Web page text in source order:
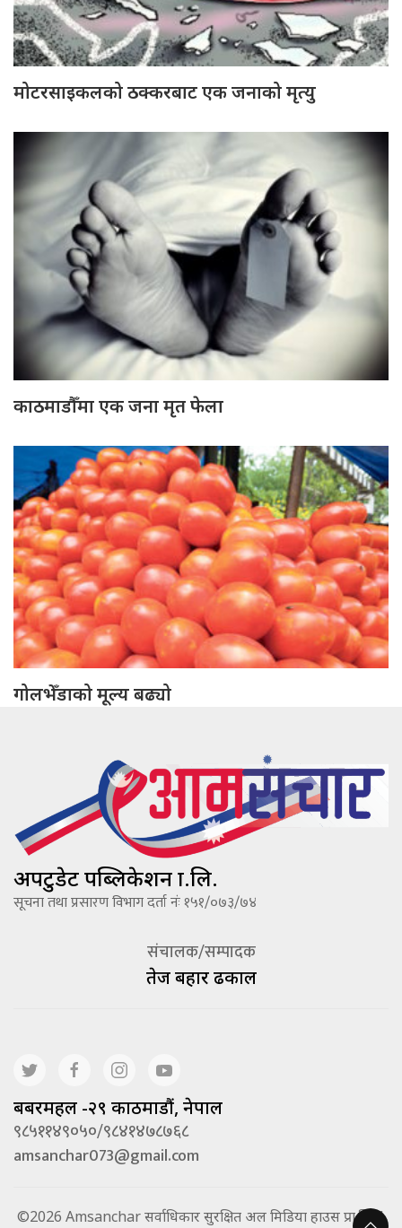
मोटरसाइकलको ठक्करबाट एक जनाको मृत्यु
काठमाडौँमा एक जना मृत फेला
गोलभेँडाको मूल्य बढ्यो
अपटुडेट पब्लिकेशन प्रा.लि.
सूचना तथा प्रसारण विभाग दर्ता नंः १५१/०७३/७४
संचालक/सम्पादक
तेज बहादूर ढकाल
बबरमहल -२९ काठमाडौं, नेपाल
९८५११४९०५०/९८४१४७८७६८
amsanchar073@gmail.com
©2026 Amsanchar सर्वाधिकार सुरक्षित अल मिडिया हाउस प्रा.लि. |